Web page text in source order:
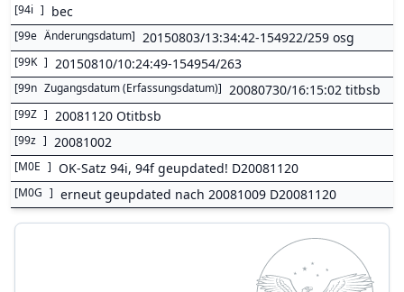
[94i ] bec
[99e Änderungsdatum] 20150803/13:34:42-154922/259 osg
[99K ] 20150810/10:24:49-154954/263
[99n Zugangsdatum (Erfassungsdatum)] 20080730/16:15:02 titbsb
[99Z ] 20081120 Otitbsb
[99z ] 20081002
[M0E ] OK-Satz 94i, 94f geupdated! D20081120
[M0G ] erneut geupdated nach 20081009 D20081120